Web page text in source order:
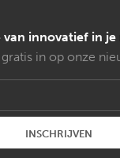
van innovatief in je
in op onze